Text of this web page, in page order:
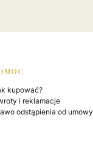
kupować?
i reklamacje
odstąpienia od umowy